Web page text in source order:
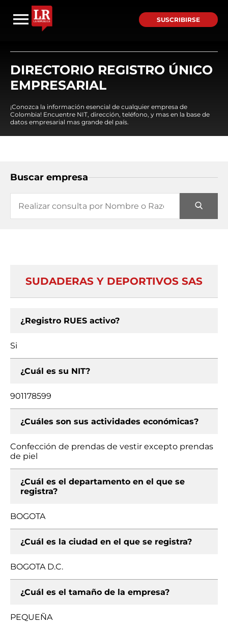
SUSCRIBIRSE
DIRECTORIO REGISTRO ÚNICO
EMPRESARIAL
¡Conozca la información esencial de cualquier empresa de
Colombia! Encuentre NIT, dirección, teléfono, y mas en la base de
datos empresarial mas grande del país.
Buscar empresa
SUDADERAS Y DEPORTIVOS SAS
¿Registro RUES activo?
Si
¿Cuál es su NIT?
901178599
¿Cuáles son sus actividades económicas?
Confección de prendas de vestir excepto prendas
de piel
¿Cuál es el departamento en el que se
registra?
BOGOTA
¿Cuál es la ciudad en el que se registra?
BOGOTA D.C.
¿Cuál es el tamaño de la empresa?
PEQUEÑA